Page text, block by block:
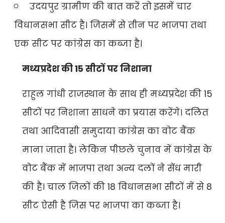
उदयपुर ग्रामीण की बात करें तो इसमें चार
विधानसभा सीट है। जिसमें से तीन पर भाजपा तथा
एक सीट पर कांग्रेस का कब्जा है।
मध्यप्रदेश की 15 सीटों पर निशाना
राहुल गांधी राजस्थान के साथ ही मध्यप्रदेश की 15
सीटों पर निशाना साधने का प्रयास करेंगे। दलित
तथा आदिवासी समुदाया कांग्रेस का वोट बैंक
माना जाता है। लेकिन पीछले चुनाव में कांग्रेस के
वोट बैंक में भाजपा तथा अन्य दलों ने सेंध मारी
की है। चाल जिलों की 18 विधानसभा सीटों में से 8
सीट ऐसी है जिस पर भाजपा का कब्जा है।